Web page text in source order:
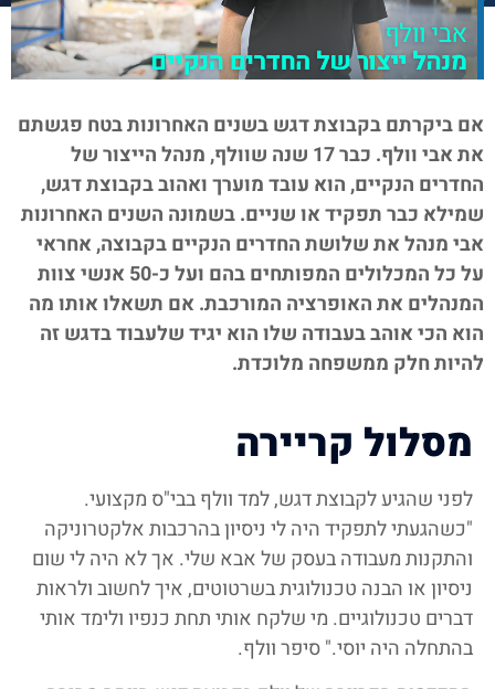
אם ביקרתם בקבוצת דגש בשנים האחרונות בטח פגשתם
את אבי וולף. כבר 17 שנה שוולף, מנהל הייצור של
החדרים הנקיים, הוא עובד מוערך ואהוב בקבוצת דגש,
שמילא כבר תפקיד או שניים. בשמונה השנים האחרונות
אבי מנהל את שלושת החדרים הנקיים בקבוצה, אחראי
על כל המכלולים המפותחים בהם ועל כ-50 אנשי צוות
המנהלים את האופרציה המורכבת. אם תשאלו אותו מה
הוא הכי אוהב בעבודה שלו הוא יגיד שלעבוד בדגש זה
להיות חלק ממשפחה מלוכדת.
מסלול קריירה
לפני שהגיע לקבוצת דגש, למד וולף בבי"ס מקצועי.
"כשהגעתי לתפקיד היה לי ניסיון בהרכבות אלקטרוניקה
והתקנות מעבודה בעסק של אבא שלי. אך לא היה לי שום
ניסיון או הבנה טכנולוגית בשרטוטים, איך לחשוב ולראות
דברים טכנולוגיים. מי שלקח אותי תחת כנפיו ולימד אותי
בהתחלה היה יוסי." סיפר וולף.